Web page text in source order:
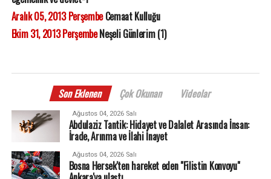
Aralık 05, 2013 PerşembeCemaat Kulluğu
Ekim 31, 2013 PerşembeNeşeli Günlerim (1)
Son Eklenen Çok Okunan Videolar
Ağustos 04, 2026 Salı
Abdulaziz Tantik: Hidayet ve Dalalet Arasında İnsan:
İrade, Arınma ve İlahi İnayet
Ağustos 04, 2026 Salı
Bosna Hersek'ten hareket eden "Filistin Konvoyu"